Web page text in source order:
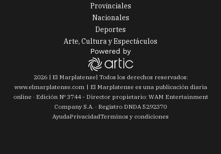
Provinciales
Nacionales
Deportes
Arte, Cultura y Espectáculos
2026| El Marplatense| Todos los derechos reservados:
www.elmarplatense.com
El Marplatense es una publicación diaria
online · Edición Nº 3744- Director propietario: WAM Entertainment
Company S.A. · Registro DNDA 5292370
AyudaPrivacidadTerminos y condiciones